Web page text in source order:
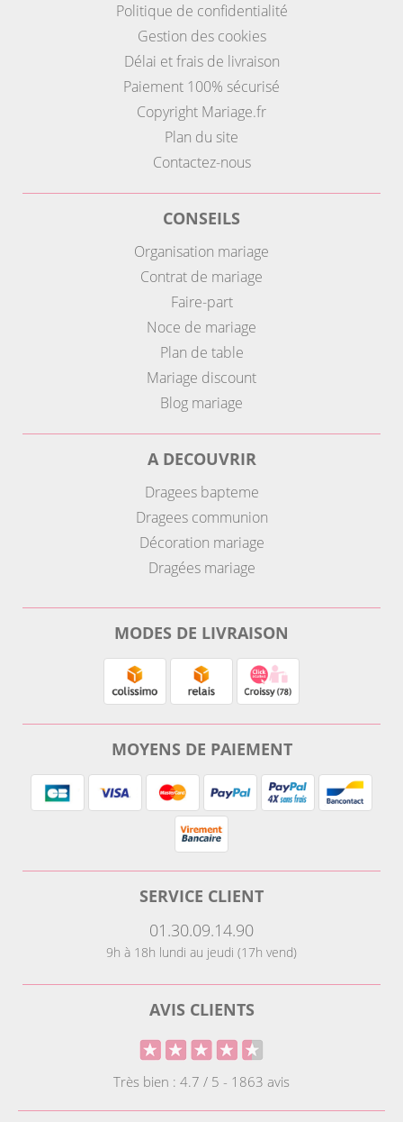
Politique de confidentialité
Gestion des cookies
Délai et frais de livraison
Paiement 100% sécurisé
Copyright Mariage.fr
Plan du site
Contactez-nous
CONSEILS
Organisation mariage
Contrat de mariage
Faire-part
Noce de mariage
Plan de table
Mariage discount
Blog mariage
A DECOUVRIR
Dragees bapteme
Dragees communion
Décoration mariage
Dragées mariage
MODES DE LIVRAISON
MOYENS DE PAIEMENT
SERVICE CLIENT
01.30.09.14.90
9h à 18h lundi au jeudi (17h vend)
AVIS CLIENTS
Très bien : 4.7 / 5 - 1863 avis